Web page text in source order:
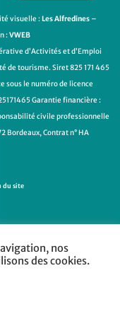
visuelle :Les Alfredines–
:VWEB
d’Activités et d’Emploi
de tourisme. Siret 825 171 465
sous le numéro de licence
Garantie financière :
civile professionnelle
Bordeaux, Contrat n° HA
du site
nos
des cookies.